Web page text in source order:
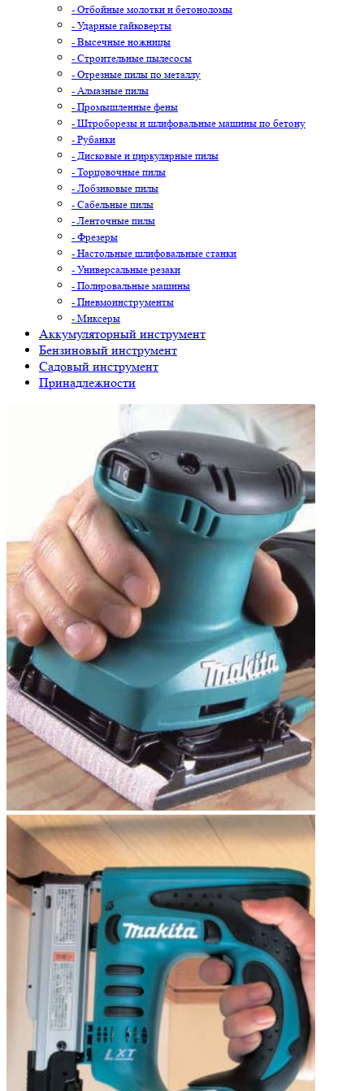
- Отбойные молотки и бетоноломы
- Ударные гайковерты
- Высечные ножницы
- Строительные пылесосы
- Отрезные пилы по металлу
- Алмазные пилы
- Промышленные фены
- Штроборезы и шлифовальные машины по бетону
- Рубанки
- Дисковые и циркулярные пилы
- Торцовочные пилы
- Лобзиковые пилы
- Сабельные пилы
- Ленточные пилы
- Фрезеры
- Настольные шлифовальные станки
- Универсальные резаки
- Полировальные машины
- Пневмоинструменты
- Миксеры
Аккумуляторный инструмент
Бензиновый инструмент
Садовый инструмент
Принадлежности